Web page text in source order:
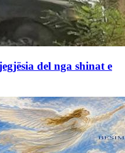
del nga shinat e